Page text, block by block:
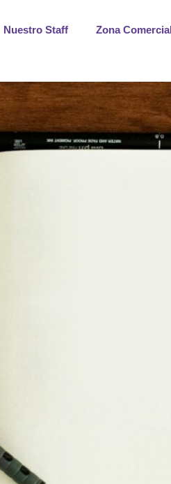
Nuestro Staff Zona Comercial